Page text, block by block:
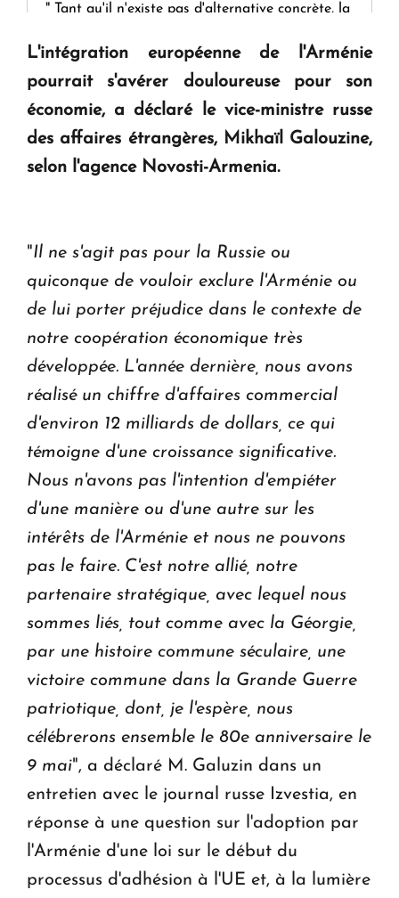
" Tant qu'il n'existe pas d'alternative concrète, la
KASA : 30 ans d'audace, de résilience et d'avenir
en Arménie
Le premier hôtel Hyatt Regency d'Arménie
L'intégration européenne de l'Arménie
pourrait s'avérer douloureuse pour son
économie, a déclaré le vice-ministre russe
des affaires étrangères, Mikhaïl Galouzine,
selon l'agence Novosti-Armenia.
"Il ne s'agit pas pour la Russie ou
quiconque de vouloir exclure l'Arménie ou
de lui porter préjudice dans le contexte de
notre coopération économique très
développée. L'année dernière, nous avons
réalisé un chiffre d'affaires commercial
d'environ 12 milliards de dollars, ce qui
témoigne d'une croissance significative.
Nous n'avons pas l'intention d'empiéter
d'une manière ou d'une autre sur les
intérêts de l'Arménie et nous ne pouvons
pas le faire. C'est notre allié, notre
partenaire stratégique, avec lequel nous
sommes liés, tout comme avec la Géorgie,
par une histoire commune séculaire, une
victoire commune dans la Grande Guerre
patriotique, dont, je l'espère, nous
célébrerons ensemble le 80e anniversaire le
9 mai", a déclaré M. Galuzin dans un
entretien avec le journal russe Izvestia, en
réponse à une question sur l'adoption par
l'Arménie d'une loi sur le début du
processus d'adhésion à l'UE et, à la lumière